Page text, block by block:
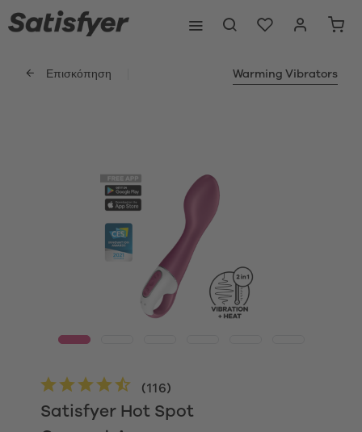
Επισκόπηση Warming Vibrators
Satisfyer Hot Spot
(116)